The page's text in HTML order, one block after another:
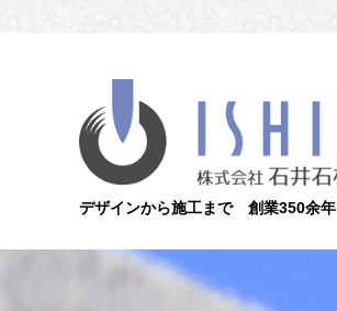
デザインから施工まで 創業350余年